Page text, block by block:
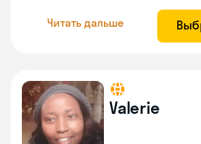
Читать дальше
Valerie